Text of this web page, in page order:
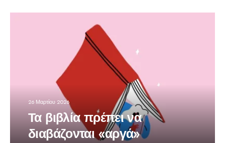
26 Μαρτίου 2026
Τα βιβλία πρέπει να
διαβάζονται «αργά»